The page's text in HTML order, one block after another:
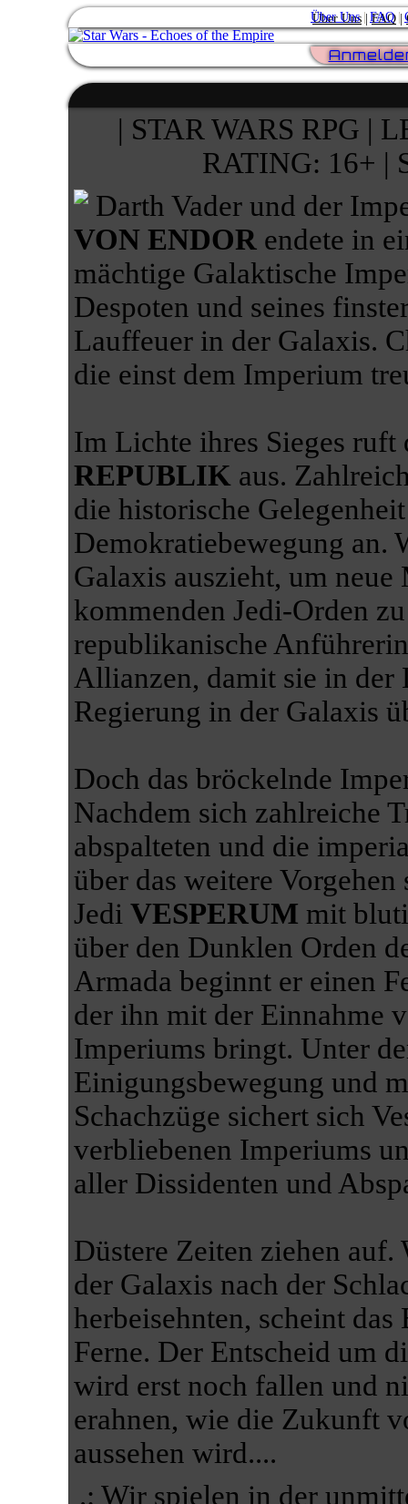
Über Uns| FAQ|
| STAR WARS RPG |
RATING: 16+ |
Darth Vader und der
VON ENDOR endete in
mächtige Galaktische
Despoten und seines
Lauffeuer in der Galaxis.
die einst dem Imperium
Im Lichte ihres Sieges
REPUBLIK aus.
die historische
Demokratiebewegung an.
Galaxis auszieht, um
kommenden Jedi-Orden
republikanische
Allianzen, damit sie in der
Regierung in der Galaxis
Doch das bröckelnde
Nachdem sich zahlreiche
abspalteten und die
über das weitere
Jedi VESPERUM mit
über den Dunklen Orden
Armada beginnt er einen
der ihn mit der Einnahme
Imperiums bringt. Unter
Einigungsbewegung und
Schachzüge sichert sich
verbliebenen Imperiums
aller Dissidenten und
Düstere Zeiten ziehen
der Galaxis nach der
herbeisehnten, scheint
Ferne. Der Entscheid um
wird erst noch fallen und
erahnen, wie die Zukunft
aussehen wird....
.: Wir spielen in der